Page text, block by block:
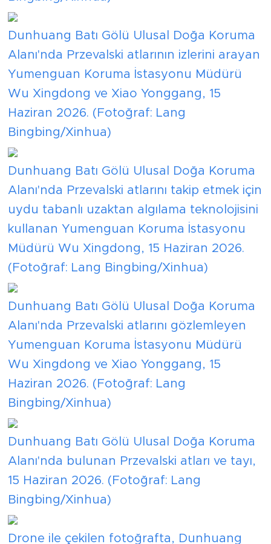
Dunhuang Batı Gölü Ulusal Doğa Koruma
Alanı'nda Przevalski atlarının izlerini arayan
Yumenguan Koruma İstasyonu Müdürü
Wu Xingdong ve Xiao Yonggang, 15
Haziran 2026. (Fotoğraf: Lang
Bingbing/Xinhua)
Dunhuang Batı Gölü Ulusal Doğa Koruma
Alanı'nda Przevalski atlarını takip etmek için
uydu tabanlı uzaktan algılama teknolojisini
kullanan Yumenguan Koruma İstasyonu
Müdürü Wu Xingdong, 15 Haziran 2026.
(Fotoğraf: Lang Bingbing/Xinhua)
Dunhuang Batı Gölü Ulusal Doğa Koruma
Alanı'nda Przevalski atlarını gözlemleyen
Yumenguan Koruma İstasyonu Müdürü
Wu Xingdong ve Xiao Yonggang, 15
Haziran 2026. (Fotoğraf: Lang
Bingbing/Xinhua)
Dunhuang Batı Gölü Ulusal Doğa Koruma
Alanı'nda bulunan Przevalski atları ve tayı,
15 Haziran 2026. (Fotoğraf: Lang
Bingbing/Xinhua)
Drone ile çekilen fotoğrafta, Dunhuang